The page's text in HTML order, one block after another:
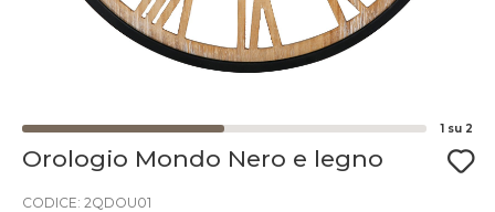
1 su 2
Orologio Mondo Nero e legno
CODICE: 2QDOU01